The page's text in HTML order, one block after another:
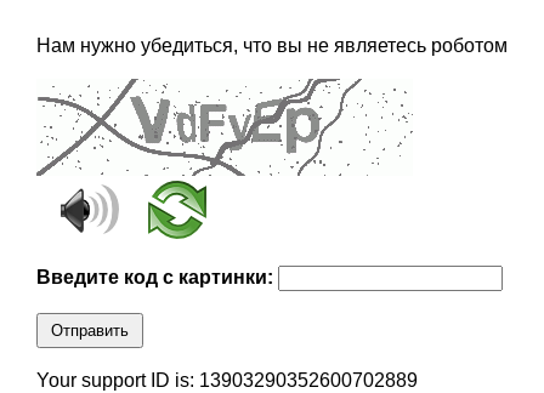
Нам нужно убедиться, что вы не являетесь роботом
Введите код с картинки:
Отправить
Your support ID is: 13903290352600702889